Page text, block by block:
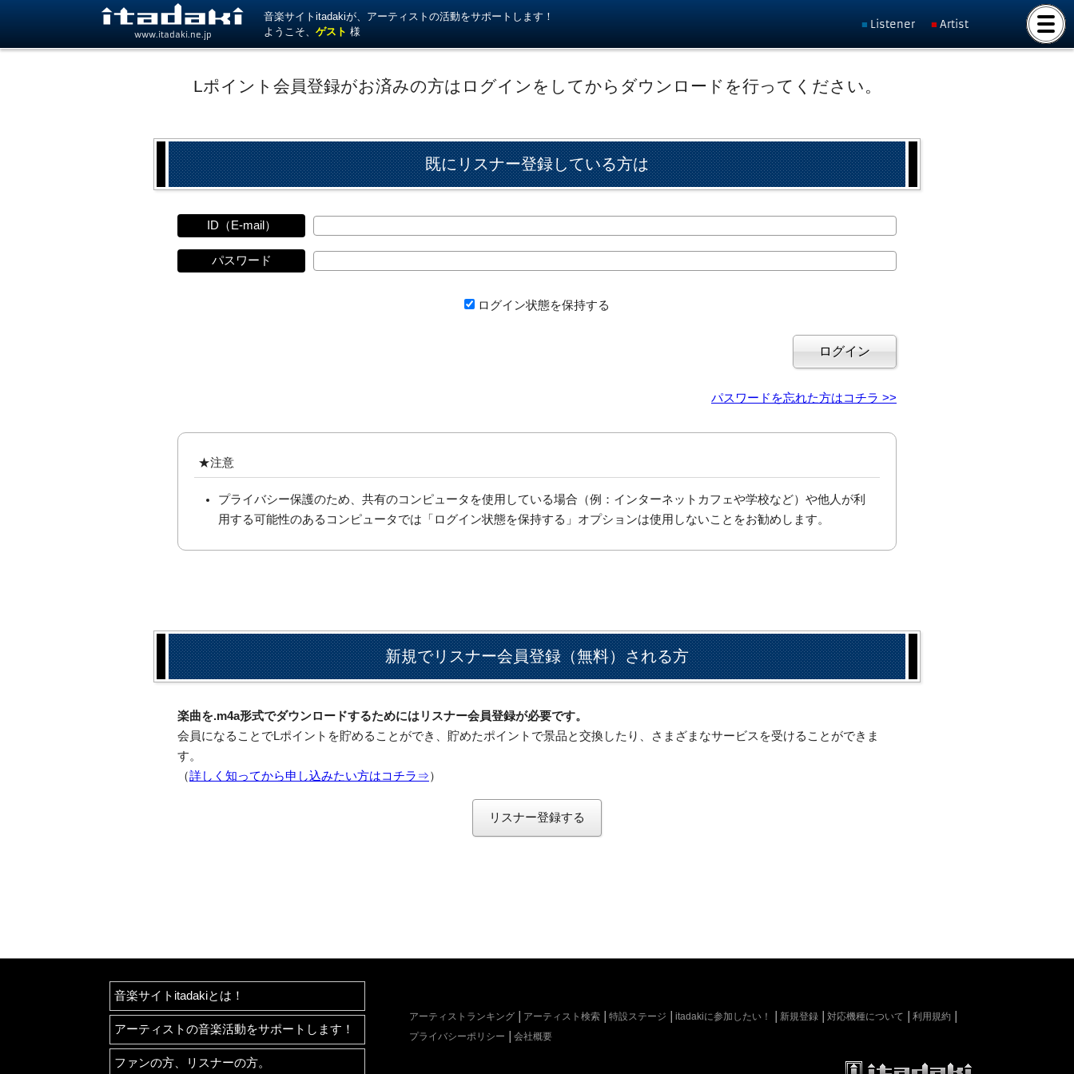
www.itadaki.ne.jp
音楽サイトitadakiが、アーティストの活動をサポートします！
ようこそ、ゲスト 様
Listener Artist
Lポイント会員登録がお済みの方はログインをしてからダウンロードを行ってください。
既にリスナー登録している方は
ID（E-mail）
パスワード
ログイン状態を保持する
パスワードを忘れた方はコチラ >>
★注意
プライバシー保護のため、共有のコンピュータを使用している場合（例：インターネットカフェや学校など）や他人が利
用する可能性のあるコンピュータでは「ログイン状態を保持する」オプションは使用しないことをお勧めします。
新規でリスナー会員登録（無料）される方
楽曲を.m4a形式でダウンロードするためにはリスナー会員登録が必要です。
会員になることでLポイントを貯めることができ、貯めたポイントで景品と交換したり、さまざまなサービスを受けることができま
す。
（詳しく知ってから申し込みたい方はコチラ⇒）
リスナー登録する
音楽サイトitadakiとは！
アーティストの音楽活動をサポートします！
ファンの方、リスナーの方。
アーティストランキング アーティスト検索 特設ステージ itadakiに参加したい！ 新規登録 対応機種について
利用規約
プライバシーポリシー
会社概要